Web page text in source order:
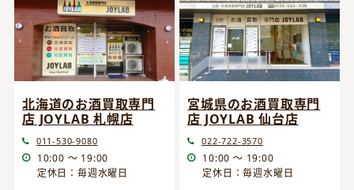
北海道のお酒買取専門
店 JOYLAB 札幌店
011-530-9080
10:00 ～ 19:00
定休日：毎週水曜日
宮城県のお酒買取専門
店 JOYLAB 仙台店
022-722-3570
10:00 ～ 19:00
定休日：毎週水曜日